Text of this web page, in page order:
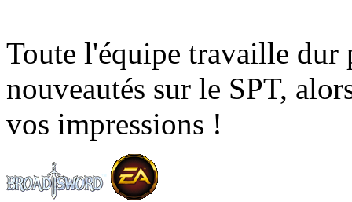
Toute l'équipe travaille dur
nouveautés sur le SPT,
vos impressions !